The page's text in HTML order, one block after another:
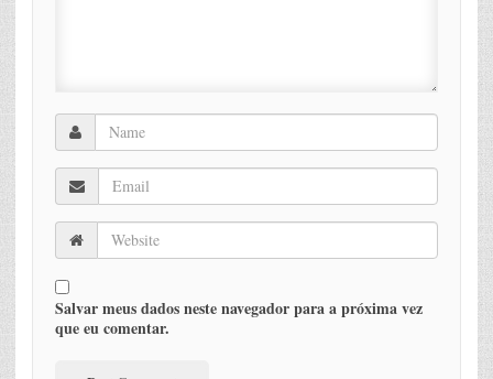
Salvar meus dados neste navegador para a próxima vez
que eu comentar.